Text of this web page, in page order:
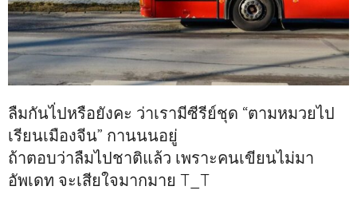
ลืมกันไ่ปหรือยังคะ ว่าเรามีซีรีย์ชุด “ตามหมวยไป
เรียนเมืองจีน” กานนนอยู่
ถ้าตอบว่าลืมไปชาติแล้ว เพราะคนเขียนไม่มา
อัพเดท จะเสียใจมากมาย T_T